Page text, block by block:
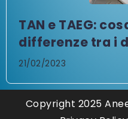
TAN e TAEG:
differenze tra i
21/02/2023
Copyright 2025